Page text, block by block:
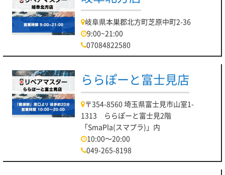
岐阜県本巣郡北方町芝原中町2-36
9:00~21:00
07084822580
ららぽーと富士見店
〒354-8560 埼玉県富士見市山室1-
1313 ららぽーと富士見2階
「SmaPla(スマプラ)」内
10:00～20:00
049-265-8198